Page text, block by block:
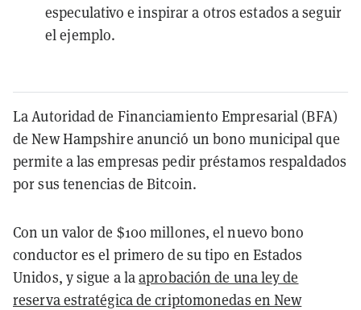
especulativo e inspirar a otros estados a seguir
el ejemplo.
La Autoridad de Financiamiento Empresarial (BFA)
de New Hampshire anunció un bono municipal que
permite a las empresas pedir préstamos respaldados
por sus tenencias de Bitcoin.
Con un valor de $100 millones, el nuevo bono
conductor es el primero de su tipo en Estados
Unidos, y sigue a laaprobación de una ley de
reserva estratégica de criptomonedas en New